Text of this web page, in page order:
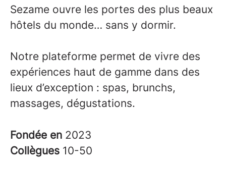
Sezame ouvre les portes des plus beaux
hôtels du monde… sans y dormir.
Notre plateforme permet de vivre des
expériences haut de gamme dans des
lieux d’exception : spas, brunchs,
massages, dégustations.
Fondée en 2023
Collègues 10-50